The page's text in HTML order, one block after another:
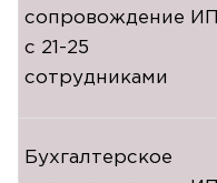
сопровождение ИП
с 21-25
сотрудниками
Бухгалтерское